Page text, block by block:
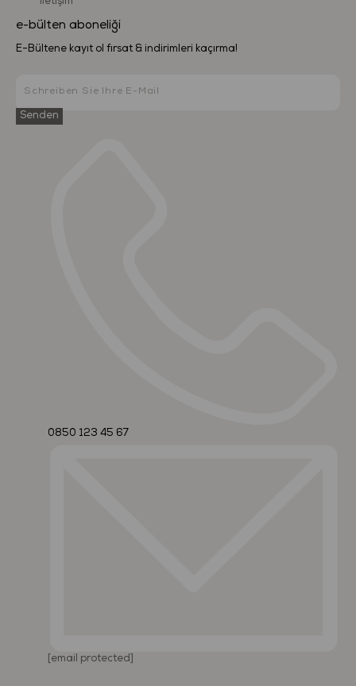
e-bülten aboneliği
E-Bültene kayıt ol fırsat & indirimleri kaçırma!
Senden
0850 123 45 67
[email protected]